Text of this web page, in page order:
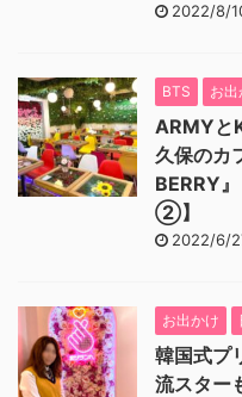
2022/8/
BTS お出
ARMYと
久保のカ
BERRY
②】
2022/6/
お出かけ
韓国式プ
流スター